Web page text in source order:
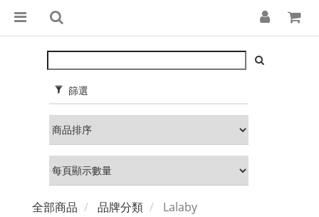
篩選
全部商品 品牌分類 Lalaby